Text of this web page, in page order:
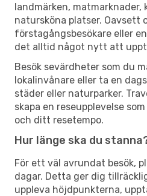
landmärken,
natursköna platser. Oavsett
förstagångsbesökare eller
det alltid något nytt att
Besök sevärdheter som du
lokalinvånare eller ta en
städer eller naturparker.
skapa en reseupplevelse
och ditt resetempo.
Hur länge ska du
För ett väl avrundat besök,
dagar. Detta ger dig
uppleva höjdpunkterna,